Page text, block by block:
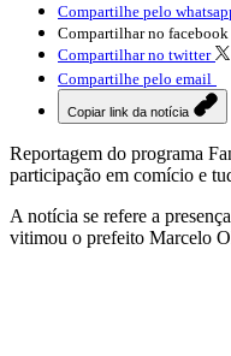
Compartilhe pelo
Compartilhar no facebook
Compartilhar no twitter
Compartilhe pelo email
Copiar link da notícia
Reportagem do programa
participação em comício e
A notícia se refere a
vitimou o prefeito Marcelo